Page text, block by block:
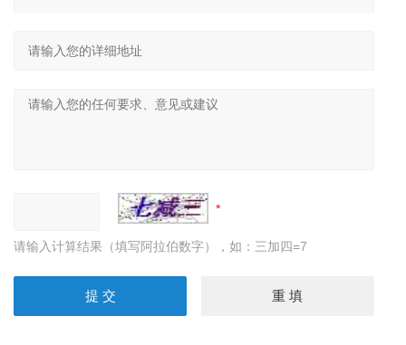
请输入计算结果（填写阿拉伯数字），如：三加四=7